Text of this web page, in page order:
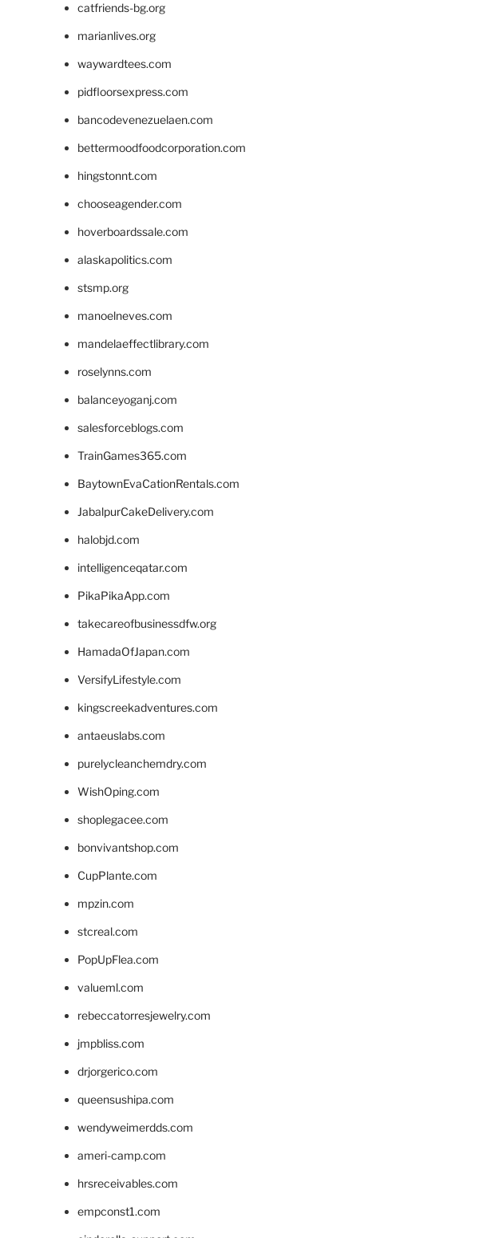
catfriends-bg.org
marianlives.org
waywardtees.com
pidfloorsexpress.com
bancodevenezuelaen.com
bettermoodfoodcorporation.com
hingstonnt.com
chooseagender.com
hoverboardssale.com
alaskapolitics.com
stsmp.org
manoelneves.com
mandelaeffectlibrary.com
roselynns.com
balanceyoganj.com
salesforceblogs.com
TrainGames365.com
BaytownEvaCationRentals.com
JabalpurCakeDelivery.com
halobjd.com
intelligenceqatar.com
PikaPikaApp.com
takecareofbusinessdfw.org
HamadaOfJapan.com
VersifyLifestyle.com
kingscreekadventures.com
antaeuslabs.com
purelycleanchemdry.com
WishOping.com
shoplegacee.com
bonvivantshop.com
CupPlante.com
mpzin.com
stcreal.com
PopUpFlea.com
valueml.com
rebeccatorresjewelry.com
jmpbliss.com
drjorgerico.com
queensushipa.com
wendyweimerdds.com
ameri-camp.com
hrsreceivables.com
empconst1.com